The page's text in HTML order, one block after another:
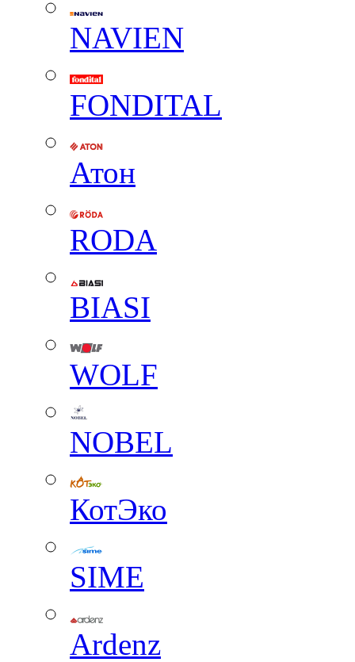
NAVIEN
FONDITAL
Атон
RODA
BIASI
WOLF
NOBEL
КотЭко
SIME
Ardenz